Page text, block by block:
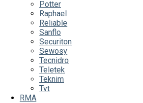
Potter
Raphael
Reliable
Sanflo
Securiton
Sewosy
Tecnidro
Teletek
Teknim
Tvt
RMA